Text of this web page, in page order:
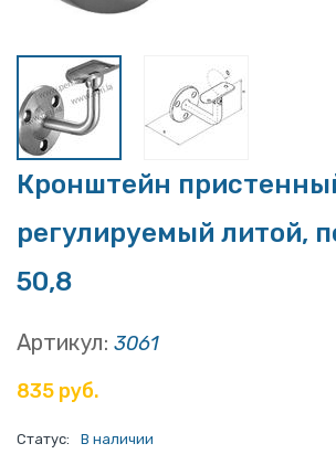
Кронштейн
регулируемый литой,
50,8
Артикул: 3061
835 руб.
Статус: В наличии